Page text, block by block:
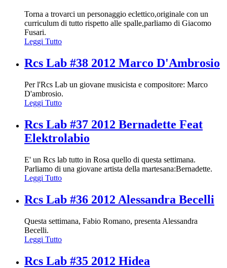
Torna a trovarci un personaggio eclettico,originale con un
curriculum di tutto rispetto alle spalle,parliamo di Giacomo
Fusari.
Leggi Tutto
Rcs Lab #38 2012 Marco D'Ambrosio
Per l'Rcs Lab un giovane musicista e compositore: Marco
D'ambrosio.
Leggi Tutto
Rcs Lab #37 2012 Bernadette Feat
Elektrolabio
E' un Rcs lab tutto in Rosa quello di questa settimana.
Parliamo di una giovane artista della martesana:Bernadette.
Leggi Tutto
Rcs Lab #36 2012 Alessandra Becelli
Questa settimana, Fabio Romano, presenta Alessandra
Becelli.
Leggi Tutto
Rcs Lab #35 2012 Hidea